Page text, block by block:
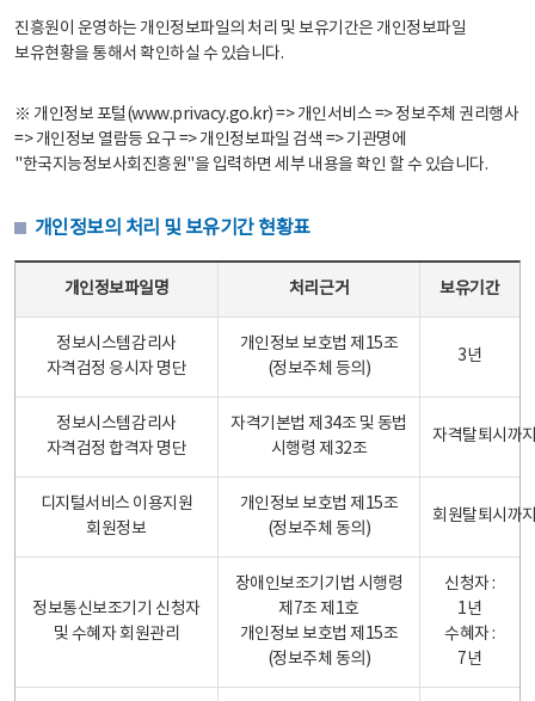
진흥원이 운영하는 개인정보파일의 처리 및 보유기간은 개인정보파일
보유현황을 통해서 확인하실 수 있습니다.
※ 개인정보 포털(www.privacy.go.kr) => 개인서비스 => 정보주체 권리행사
=> 개인정보 열람등 요구 => 개인정보파일 검색 => 기관명에
"한국지능정보사회진흥원"을 입력하면 세부 내용을 확인 할 수 있습니다.
개인정보의 처리 및 보유기간 현황표
개인정보파일명 처리근거 보유기간
정보시스템감리사
자격검정 응시자 명단
개인정보 보호법 제15조
(정보주체 등의)
3년
정보시스템감리사
자격검정 합격자 명단
자격기본법 제34조 및 동법
시행령 제32조
자격탈퇴시까
디지털서비스 이용지원
회원정보
개인정보 보호법 제15조
(정보주체 동의)
회원탈퇴시까
정보통신보조기기 신청자
및 수혜자 회원관리
장애인보조기기법 시행령
제7조 제1호
개인정보 보호법 제15조
(정보주체 동의)
신청자 :
1년
수혜자 :
7년